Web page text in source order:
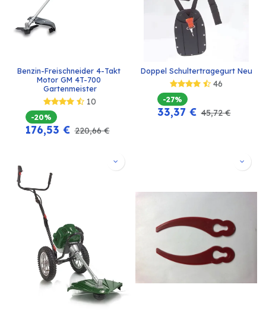
Benzin-Freischneider 4-Takt
Motor GM 4T-700
Gartenmeister
10
-20%
176,53 € 220,66€
Doppel Schultertragegurt Neu
46
-27%
33,37€ 45,72€